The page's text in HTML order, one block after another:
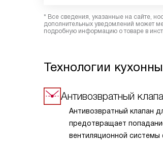
* Все сведения, указанные на сайте,
дополнительных уведомлений может
подробную информацию о товаре в
Технологии
Антивозвратный
Антивозвратный клапан
предотвращает
вентиляционной